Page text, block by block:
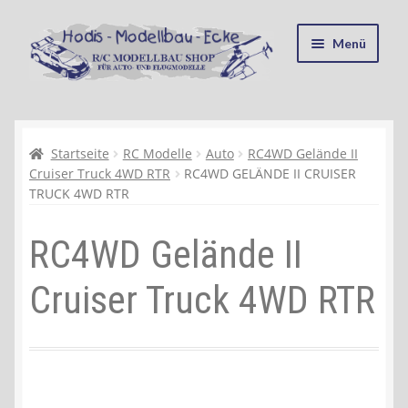
Zur
Navigation
springen
Zum
Inhalt
springen
Menü
Kasse
Mein Konto
Recycling, Entsorgung und Umwelt
Shop
Warenkorb
Startseite RC Modelle Auto
RC4WD Gelände II
Cruiser Truck 4WD RTR
RC4WD GELÄNDE II CRUISER
TRUCK 4WD RTR
RC4WD Gelände II
Cruiser Truck 4WD RTR